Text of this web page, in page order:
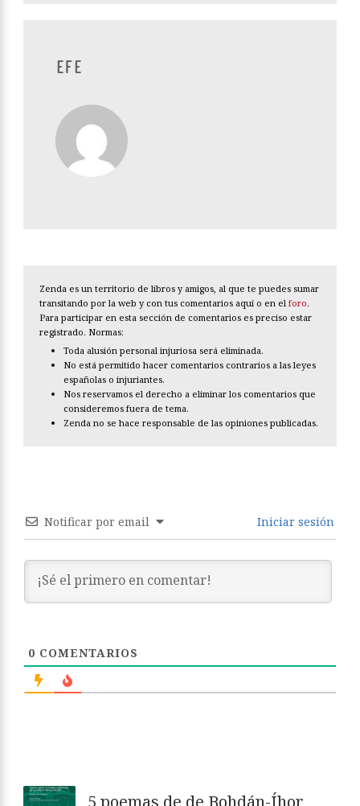
EFE
Zenda es un territorio de libros y amigos, al que te puedes sumar
transitando por la web y con tus comentarios aquí o en el foro.
Para participar en esta sección de comentarios es preciso estar
registrado. Normas:
Toda alusión personal injuriosa será eliminada.
No está permitido hacer comentarios contrarios a las leyes
españolas o injuriantes.
Nos reservamos el derecho a eliminar los comentarios que
consideremos fuera de tema.
Zenda no se hace responsable de las opiniones publicadas.
Notificar por email Iniciar sesión
0 COMENTARIOS